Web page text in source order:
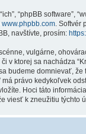
“phpBB software”,
www.phpbb.com .
navštívte, prosím:
vulgárne,
v ktorej sa nachádza
budeme domnievať,
má právo kedykoľvek
Hoci táto
viesť k zneužitiu týchto